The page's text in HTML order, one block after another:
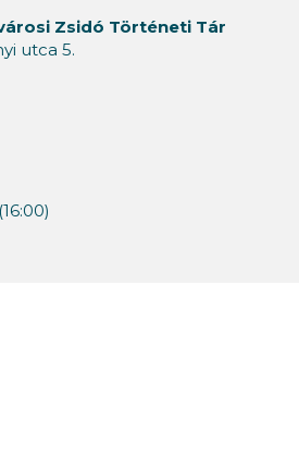
Zsidó Történeti Tár
utca 5.